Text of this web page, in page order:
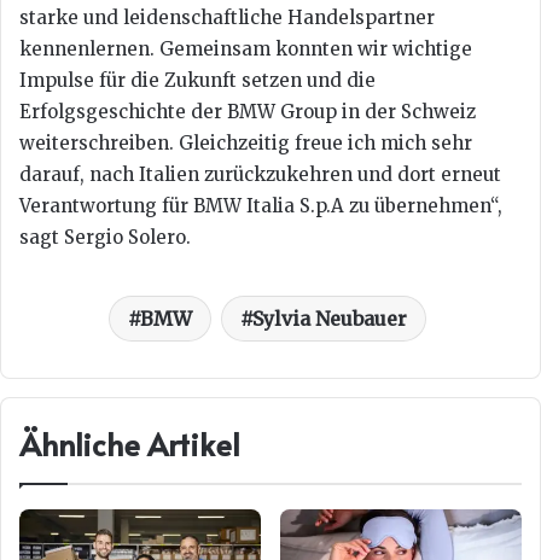
starke und leidenschaftliche Handelspartner
kennenlernen. Gemeinsam konnten wir wichtige
Impulse für die Zukunft setzen und die
Erfolgsgeschichte der BMW Group in der Schweiz
weiterschreiben. Gleichzeitig freue ich mich sehr
darauf, nach Italien zurückzukehren und dort erneut
Verantwortung für BMW Italia S.p.A zu übernehmen“,
sagt Sergio Solero.
BMW Sylvia Neubauer
Ähnliche Artikel